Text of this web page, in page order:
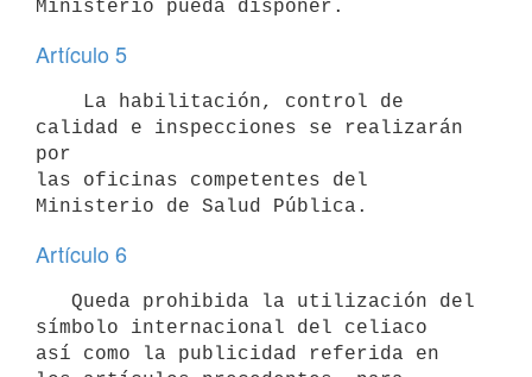
Artículo 5
calidad e inspecciones se realizarán
por
las oficinas competentes del
Artículo 6
símbolo internacional del celiaco
así como la publicidad referida en